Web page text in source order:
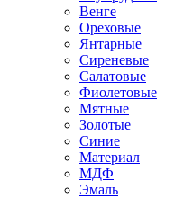
Венге
Ореховые
Янтарные
Сиреневые
Салатовые
Фиолетовые
Мятные
Золотые
Синие
Материал
МДФ
Эмаль